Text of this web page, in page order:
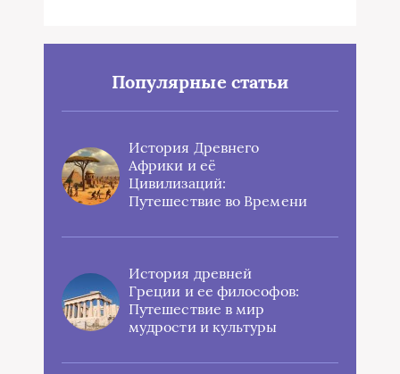
Популярные статьи
История Древнего
Африки и её
Цивилизаций:
Путешествие во Времени
История древней
Греции и ее философов:
Путешествие в мир
мудрости и культуры